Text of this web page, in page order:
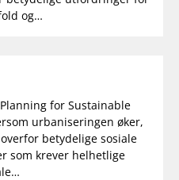
og…
for Sustainable
urbaniseringen øker,
betydelige sosiale
som krever helhetlige